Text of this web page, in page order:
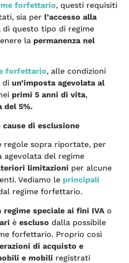
forfettario, questi requisiti
sia per l’accesso alla
di questo tipo di regime
la permanenza nel
forfettario, alle condizioni
di un’imposta agevolata al
primi 5 anni di vita,
del 5%.
di esclusione
regole sopra riportate, per
agevolata del regime
limitazioni per alcune
Vediamo le principali
regime forfettario.
regime speciale ai fini IVA o
è escluso dalla possibile
forfettario. Proprio così
di acquisto e
e mobili registrati